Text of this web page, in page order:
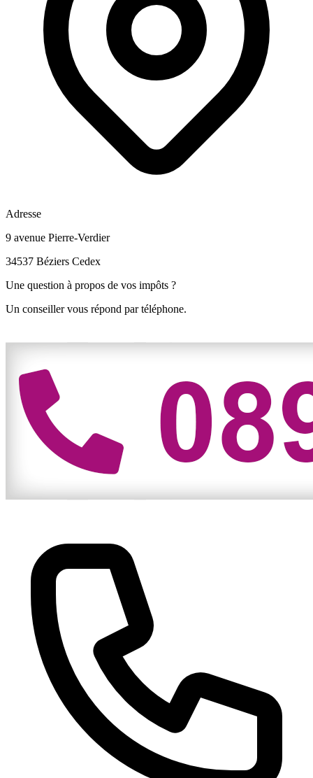
Adresse
9 avenue Pierre-Verdier
34537 Béziers Cedex
Une question à propos de vos impôts ?
Un conseiller vous répond par téléphone.